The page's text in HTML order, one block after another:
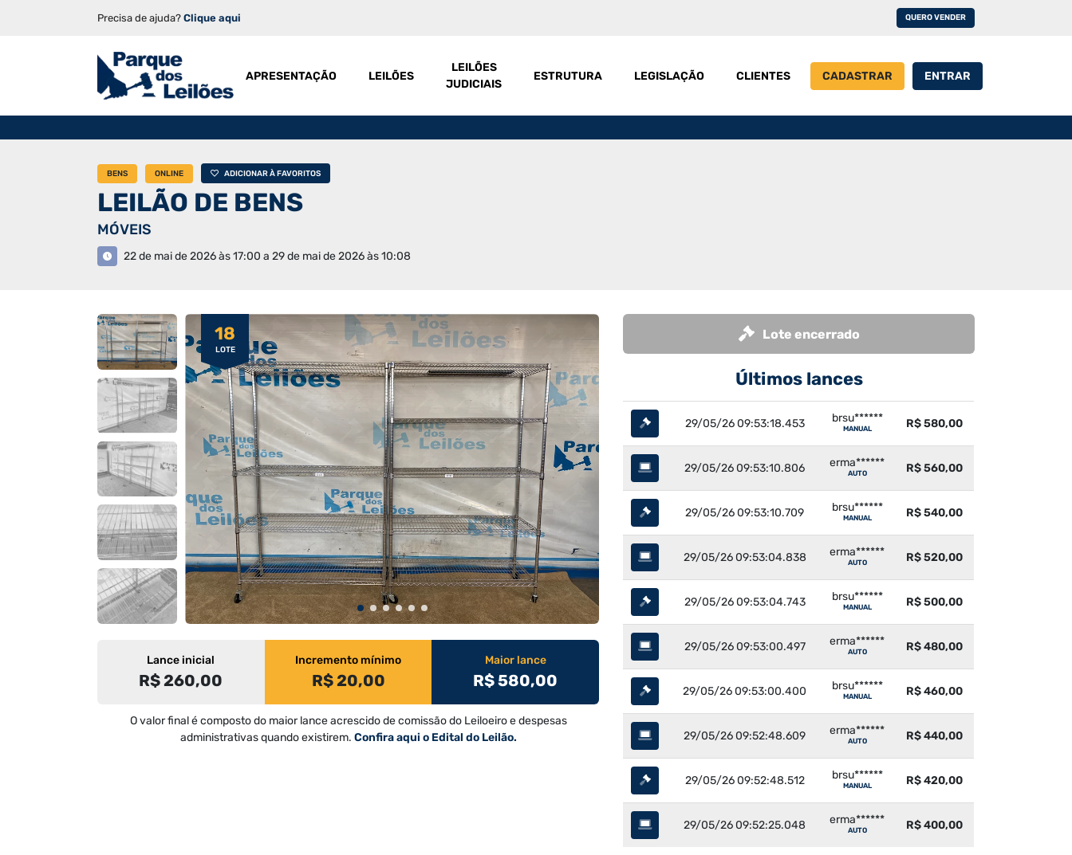
Precisa de ajuda? Clique aqui QUERO VENDER
APRESENTAÇÃO LEILÕES
LEILÕES
JUDICIAIS
ESTRUTURA LEGISLAÇÃO CLIENTES CADASTRAR ENTRAR
BENS ONLINE ADICIONAR À FAVORITOS
LEILÃO DE BENS
MÓVEIS
22 de mai de 2026 às 17:00 a 29 de mai de 2026 às 10:08
18
LOTE
Lance inicial
R$ 260,00
Incremento mínimo
R$ 20,00
Maior lance
R$ 580,00
O valor final é composto do maior lance acrescido de comissão do Leiloeiro e despesas
administrativas quando existirem. Confira aqui o Edital do Leilão.
Lote encerrado
Últimos lances
29/05/26 09:53:18.453 brsu******
MANUAL R$ 580,00
29/05/26 09:53:10.806 erma******
AUTO R$ 560,00
29/05/26 09:53:10.709 brsu******
MANUAL R$ 540,00
29/05/26 09:53:04.838 erma******
AUTO R$ 520,00
29/05/26 09:53:04.743 brsu******
MANUAL R$ 500,00
29/05/26 09:53:00.497 erma******
AUTO R$ 480,00
29/05/26 09:53:00.400 brsu******
MANUAL R$ 460,00
29/05/26 09:52:48.609 erma******
AUTO R$ 440,00
29/05/26 09:52:48.512 brsu******
MANUAL R$ 420,00
29/05/26 09:52:25.048 erma******
AUTO R$ 400,00